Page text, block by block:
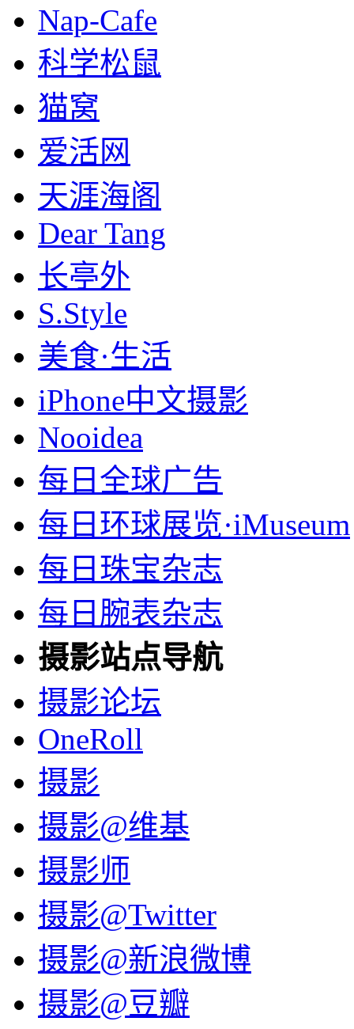
Nap-Cafe
科学松鼠
猫窝
爱活网
天涯海阁
Dear Tang
长亭外
S.Style
美食·生活
iPhone中文摄影
Nooidea
每日全球广告
每日环球展览·iMuseum
每日珠宝杂志
每日腕表杂志
摄影站点导航
摄影论坛
OneRoll
摄影
摄影@维基
摄影师
摄影@Twitter
摄影@新浪微博
摄影@豆瓣